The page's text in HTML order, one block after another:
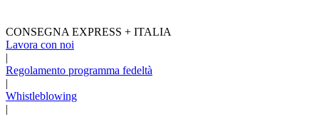
CONSEGNA EXPRESS + ITALIA
Lavora con noi
|
Regolamento programma fedeltà
|
Whistleblowing
|